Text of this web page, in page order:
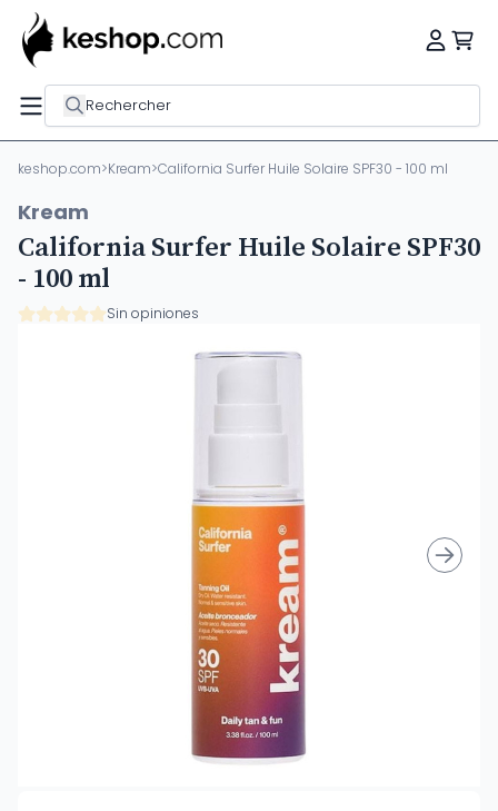
Rechercher
keshop.com>Kream>California Surfer Huile Solaire SPF30 - 100 ml
Kream
California Surfer Huile Solaire SPF30
- 100 ml
Sin opiniones